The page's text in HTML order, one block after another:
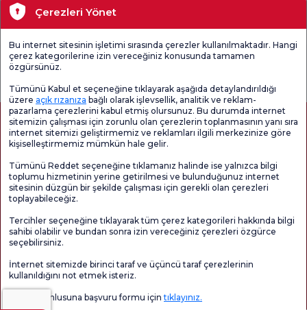
Tıbbi Birimler
Genel
Sayfa içeriği sadece bilgilendirme amaçlıdır. Tanı ve tedavi için mutlaka
doktorunuza başvurunuz.
@2026 Grup Florence Nightingale Hastaneleri
Editör: Uğurcan Durmuş - 0 549 455 55 46. - Güncelleme Tarihi: 08.08.2026
Çerezleri Yönet
Bu internet sitesinin işletimi sırasında çerezler kullanılmaktadır. Hangi
çerez kategorilerine izin vereceğiniz konusunda tamamen
özgürsünüz.
Tümünü Kabul et seçeneğine tıklayarak aşağıda detaylandırıldığı
üzere açık rızanıza bağlı olarak işlevsellik, analitik ve reklam-
pazarlama çerezlerini kabul etmiş olursunuz. Bu durumda internet
sitemizin çalışması için zorunlu olan çerezlerin toplanmasının yanı sıra
internet sitemizi geliştirmemiz ve reklamları ilgili merkezinize göre
kişiselleştirmemiz mümkün hale gelir.
Tümünü Reddet seçeneğine tıklamanız halinde ise yalnızca bilgi
toplumu hizmetinin yerine getirilmesi ve bulunduğunuz internet
sitesinin düzgün bir şekilde çalışması için gerekli olan çerezleri
toplayabileceğiz.
Tercihler seçeneğine tıklayarak tüm çerez kategorileri hakkında bilgi
sahibi olabilir ve bundan sonra izin vereceğiniz çerezleri özgürce
seçebilirsiniz.
İnternet sitemizde birinci taraf ve üçüncü taraf çerezlerinin
kullanıldığını not etmek isteriz.
Veri sorumlusuna başvuru formu içintıklayınız.